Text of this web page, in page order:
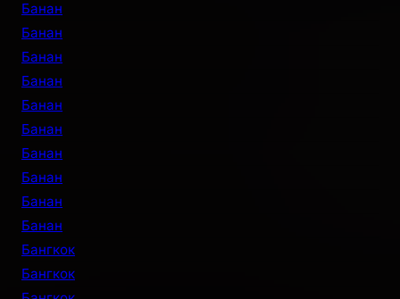
Банан
Банан
Банан
Банан
Банан
Банан
Банан
Банан
Банан
Банан
Бангкок
Бангкок